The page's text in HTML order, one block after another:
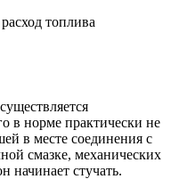
топлива
в норме практически не
в месте соединения с
смазке, механических
начинает стучать.